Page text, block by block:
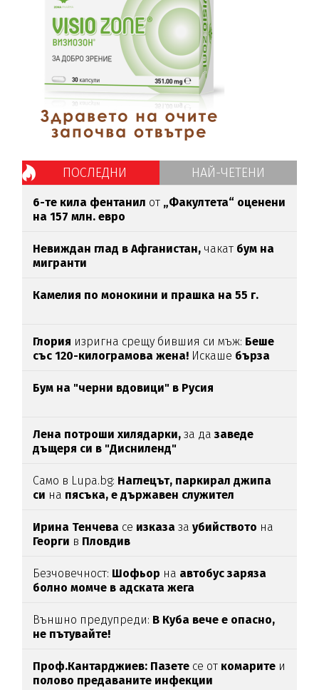
ПОСЛЕДНИ НАЙ-ЧЕТЕНИ
6-те кила фентанил от „Факултета“ оценени
на 157 млн. евро
Невиждан глад в Афганистан, чакат бум на
мигранти
Камелия по монокини и прашка на 55 г.
Глория изригна срещу бившия си мъж: Беше
със 120-килограмова жена! Искаше бърза
Бум на "черни вдовици" в Русия
Лена потроши хилядарки,за да заведе
дъщеря си в "Дисниленд"
Само в Lupa.bg: Наглецът, паркирал джипа
си на пясъка, е държавен служител
Ирина Тенчева се изказазаубийството на
Георги в Пловдив
Безчовечност: Шофьор на автобус заряза
болно момче в адската жега
Външно предупреди: В Куба вече е опасно,
не пътувайте!
Проф.Кантарджиев: Пазете се от комарите и
полово предаваните инфекции